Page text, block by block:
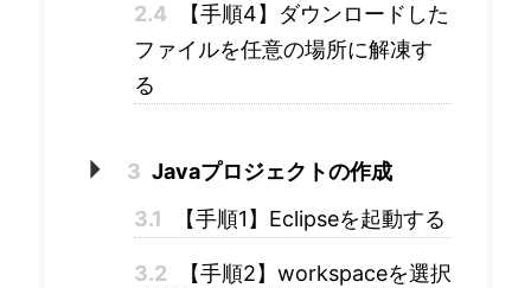
2.4
【手順4】ダウンロードした
ファイルを任意の場所に解凍す
る
3 Javaプロジェクトの作成
3.1
【手順1】Eclipseを起動する
3.2 【手順2】workspaceを選択